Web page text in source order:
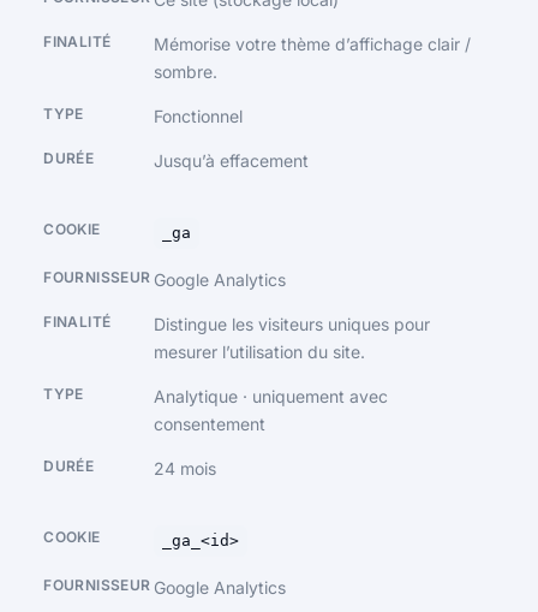
Mémorise votre thème d’affichage clair /
sombre.
Fonctionnel
Jusqu’à effacement
_ga
Google Analytics
Distingue les visiteurs uniques pour
mesurer l’utilisation du site.
Analytique · uniquement avec
consentement
24 mois
_ga_<id>
Google Analytics